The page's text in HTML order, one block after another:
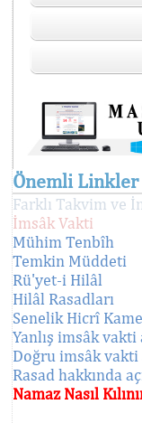
Önemli Linkler
Farklı Takvim ve
İmsâk Vakti
Mühim Tenbîh
Temkin Müddeti
Rü'yet-i Hilâl
Hilâl Rasadları
Senelik Hicrî
Yanlış imsâk vakti
Doğru imsâk vakti
Rasad hakkında
Namaz Nasıl